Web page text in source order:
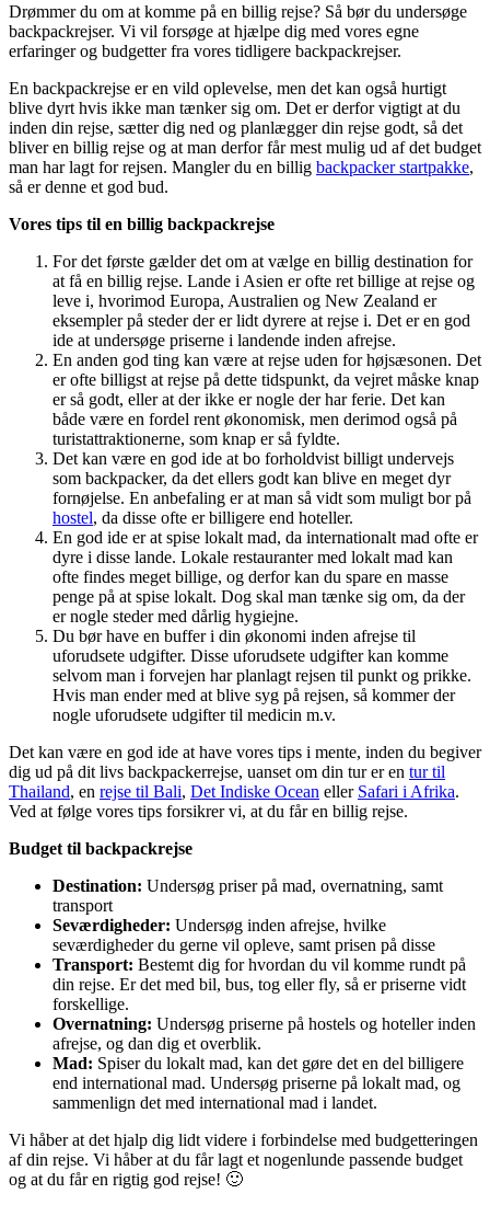
Drømmer du om at komme på en billig rejse? Så bør du undersøge
backpackrejser. Vi vil forsøge at hjælpe dig med vores egne
erfaringer og budgetter fra vores tidligere backpackrejser.
En backpackrejse er en vild oplevelse, men det kan også hurtigt
blive dyrt hvis ikke man tænker sig om. Det er derfor vigtigt at du
inden din rejse, sætter dig ned og planlægger din rejse godt, så det
bliver en billig rejse og at man derfor får mest mulig ud af det budget
man har lagt for rejsen. Mangler du en billig backpacker startpakke,
så er denne et god bud.
Vores tips til en billig backpackrejse
For det første gælder det om at vælge en billig destination for
at få en billig rejse. Lande i Asien er ofte ret billige at rejse og
leve i, hvorimod Europa, Australien og New Zealand er
eksempler på steder der er lidt dyrere at rejse i. Det er en god
ide at undersøge priserne i landende inden afrejse.
En anden god ting kan være at rejse uden for højsæsonen. Det
er ofte billigst at rejse på dette tidspunkt, da vejret måske knap
er så godt, eller at der ikke er nogle der har ferie. Det kan
både være en fordel rent økonomisk, men derimod også på
turistattraktionerne, som knap er så fyldte.
Det kan være en god ide at bo forholdvist billigt undervejs
som backpacker, da det ellers godt kan blive en meget dyr
fornøjelse. En anbefaling er at man så vidt som muligt bor på
hostel, da disse ofte er billigere end hoteller.
En god ide er at spise lokalt mad, da internationalt mad ofte er
dyre i disse lande. Lokale restauranter med lokalt mad kan
ofte findes meget billige, og derfor kan du spare en masse
penge på at spise lokalt. Dog skal man tænke sig om, da der
er nogle steder med dårlig hygiejne.
Du bør have en buffer i din økonomi inden afrejse til
uforudsete udgifter. Disse uforudsete udgifter kan komme
selvom man i forvejen har planlagt rejsen til punkt og prikke.
Hvis man ender med at blive syg på rejsen, så kommer der
nogle uforudsete udgifter til medicin m.v.
Det kan være en god ide at have vores tips i mente, inden du begiver
dig ud på dit livs backpackerrejse, uanset om din tur er en tur til
Thailand, en rejse til Bali, Det Indiske Ocean eller Safari i Afrika.
Ved at følge vores tips forsikrer vi, at du får en billig rejse.
Budget til backpackrejse
Destination: Undersøg priser på mad, overnatning, samt
transport
Seværdigheder: Undersøg inden afrejse, hvilke
seværdigheder du gerne vil opleve, samt prisen på disse
Transport: Bestemt dig for hvordan du vil komme rundt på
din rejse. Er det med bil, bus, tog eller fly, så er priserne vidt
forskellige.
Overnatning: Undersøg priserne på hostels og hoteller inden
afrejse, og dan dig et overblik.
Mad: Spiser du lokalt mad, kan det gøre det en del billigere
end international mad. Undersøg priserne på lokalt mad, og
sammenlign det med international mad i landet.
Vi håber at det hjalp dig lidt videre i forbindelse med budgetteringen
af din rejse. Vi håber at du får lagt et nogenlunde passende budget
og at du får en rigtig god rejse! 🙂